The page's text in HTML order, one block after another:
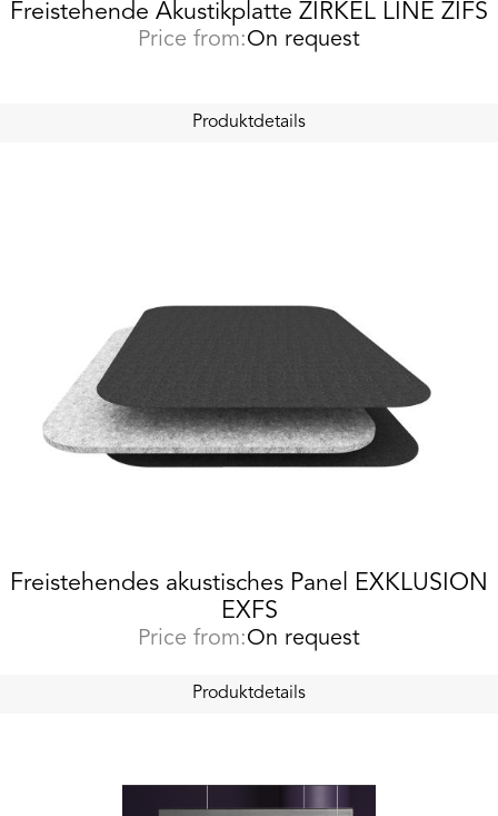
Freistehende Akustikplatte ZIRKEL LINE ZIFS
Price from:On request
Produktdetails
Freistehendes akustisches Panel EXKLUSION
EXFS
Price from:On request
Produktdetails